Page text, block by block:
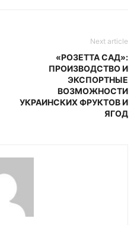
Next article
«РОЗЕТТА САД»:
ПРОИЗВОДСТВО И
ЭКСПОРТНЫЕ
ВОЗМОЖНОСТИ
УКРАИНСКИХ ФРУКТОВ И
ЯГОД